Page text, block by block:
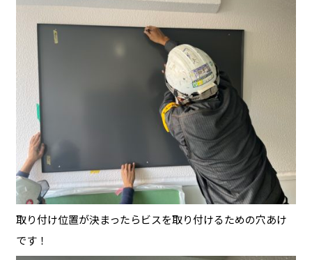
取り付け位置が決まったらビスを取り付けるための穴あけ
です！